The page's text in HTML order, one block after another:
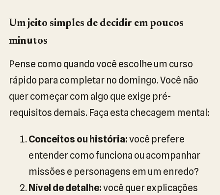
Um jeito simples de decidir em poucos
minutos
Pense como quando você escolhe um curso
rápido para completar no domingo. Você não
quer começar com algo que exige pré-
requisitos demais. Faça esta checagem mental:
Conceitos ou história:você prefere
entender como funciona ou acompanhar
missões e personagens em um enredo?
Nível de detalhe:você quer explicações